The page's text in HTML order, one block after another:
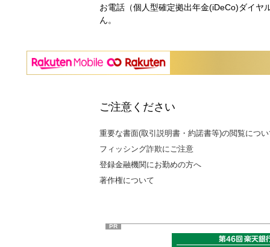
お電話（個人型確定拠出年金(iDeCo)ダイヤ
ん。
ご注意ください
重要な書面(取引説明書・約諾書等)の閲覧につ
フィッシング詐欺にご注意
登録金融機関にお勤めの方へ
著作権について
PR